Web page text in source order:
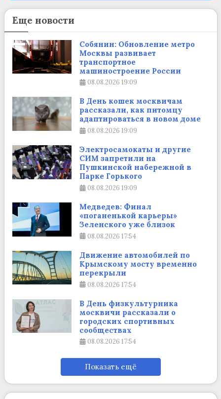
Еще новости
Собянин: Обновление метро
Москвы развивает
транспортное
машиностроение России
08.08.2026 19:09
В День кошек москвичам
рассказали, как питомцу
адаптироваться в новом доме
08.08.2026 19:09
Электросамокаты и другие
СИМ запретили на
Пушкинской набережной в
Парке Горького
08.08.2026 19:09
Медведев: Финал
«поганенькой карьеры»
Зеленского уже близок
08.08.2026 17:54
Движение автомобилей по
Крымскому мосту временно
перекрыли
08.08.2026 17:54
В День физкультурника
москвичи рассказали о
городских спортивных
сообществах
08.08.2026 17:54
Показать ещё